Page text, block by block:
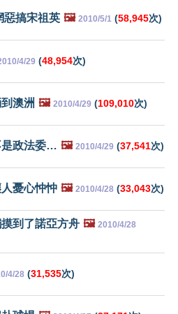
惡搞宋祖英 🖼️ 2010/5/1 (58,945次)
4/29 (48,954次)
澳洲 🖼️ 2010/4/29 (109,010次)
是政法委… 🖼️ 2010/4/29 (37,541次)
憂心忡忡 🖼️ 2010/4/28 (33,043次)
到了諾亞方舟 🖼️ 2010/4/28
4/28 (31,535次)